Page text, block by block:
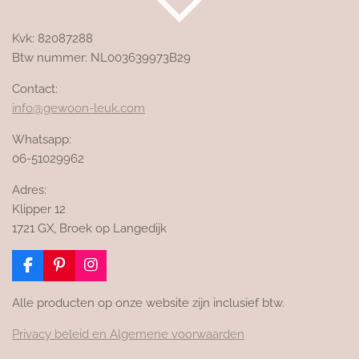
Kvk: 82087288
Btw nummer: NL003639973B29
Contact:
info@gewoon-leuk.com
Whatsapp:
06-51029962
Adres:
Klipper 12
1721 GX, Broek op Langedijk
F
a
c
b
o
P
i
n
e
r
I
n
s
a
g
Alle producten op onze website zijn inclusief btw.
Privacy beleid en Algemene voorwaarden